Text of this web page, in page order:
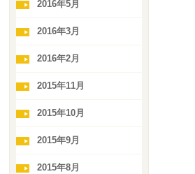
2016年5月
2016年3月
2016年2月
2015年11月
2015年10月
2015年9月
2015年8月